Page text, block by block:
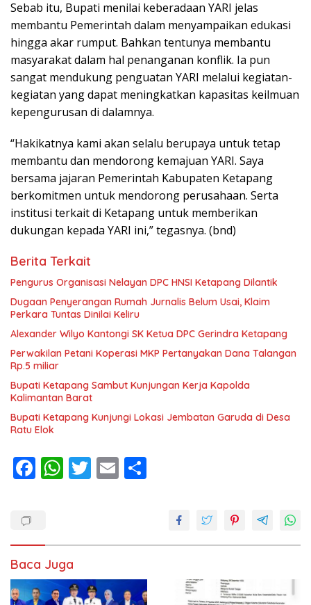
Sebab itu, Bupati menilai keberadaan YARI jelas
membantu Pemerintah dalam menyampaikan edukasi
hingga akar rumput. Bahkan tentunya membantu
masyarakat dalam hal penanganan konflik. Ia pun
sangat mendukung penguatan YARI melalui kegiatan-
kegiatan yang dapat meningkatkan kapasitas keilmuan
kepengurusan di dalamnya.
“Hakikatnya kami akan selalu berupaya untuk tetap
membantu dan mendorong kemajuan YARI. Saya
bersama jajaran Pemerintah Kabupaten Ketapang
berkomitmen untuk mendorong perusahaan. Serta
institusi terkait di Ketapang untuk memberikan
dukungan kepada YARI ini,” tegasnya. (bnd)
Berita Terkait
Pengurus Organisasi Nelayan DPC HNSI Ketapang Dilantik
Dugaan Penyerangan Rumah Jurnalis Belum Usai, Klaim
Perkara Tuntas Dinilai Keliru
Alexander Wilyo Kantongi SK Ketua DPC Gerindra Ketapang
Perwakilan Petani Koperasi MKP Pertanyakan Dana Talangan
Rp.5 miliar
Bupati Ketapang Sambut Kunjungan Kerja Kapolda
Kalimantan Barat
Bupati Ketapang Kunjungi Lokasi Jembatan Garuda di Desa
Ratu Elok
F
o
o
W
A
p
T E
Baca Juga